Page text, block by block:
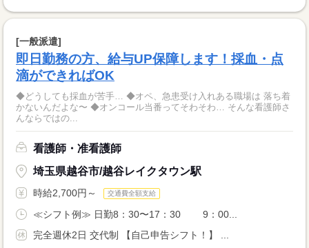
[一般派遣]
即日勤務の方、給与UP保障します！採血・点
滴ができればOK
◆どうしても採血が苦手… ◆オペ、急患受け入れある職場は 落ち着
かないんだよな〜 ◆オンコール当番ってそわそわ… そんな看護師さ
んならではの...
看護師・准看護師
埼玉県越谷市/越谷レイクタウン駅
時給2,700円～ 交通費全額支給
≪シフト例≫ 日勤8：30〜17：30 9：00...
完全週休2日 交代制 【自己申告シフト！】 ...